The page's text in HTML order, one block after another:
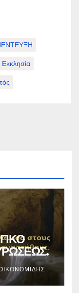
Εκκλησία